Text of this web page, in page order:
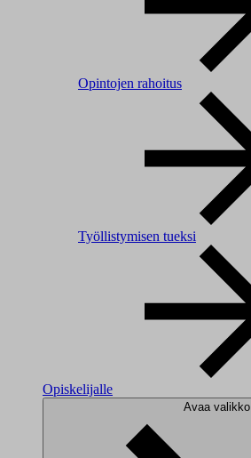
Opintojen rahoitus
Työllistymisen tueksi
Opiskelijalle
Avaa valikko